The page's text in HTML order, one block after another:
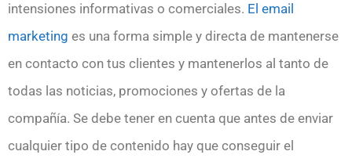
intensiones informativas o comerciales. El email
marketing es una forma simple y directa de mantenerse
en contacto con tus clientes y mantenerlos al tanto de
todas las noticias, promociones y ofertas de la
compañía. Se debe tener en cuenta que antes de enviar
cualquier tipo de contenido hay que conseguir el